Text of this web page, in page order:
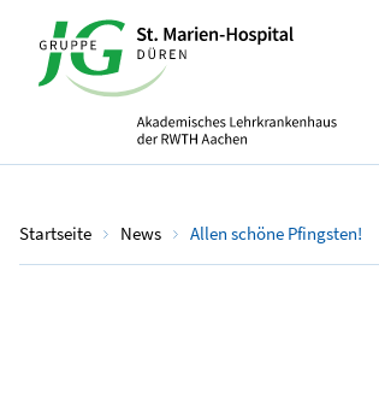
Startseite News Allen schöne Pfingsten!